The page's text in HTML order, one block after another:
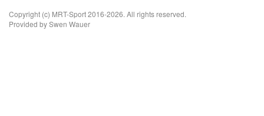
Copyright (c) MRT-Sport 2016-2026. All rights reserved.
Provided by Swen Wauer